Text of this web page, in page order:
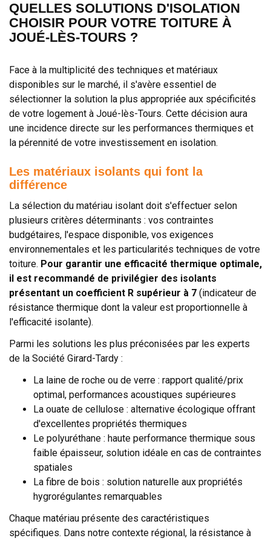
QUELLES SOLUTIONS D'ISOLATION
CHOISIR POUR VOTRE TOITURE À
JOUÉ-LÈS-TOURS ?
Face à la multiplicité des techniques et matériaux
disponibles sur le marché, il s'avère essentiel de
sélectionner la solution la plus appropriée aux spécificités
de votre logement à Joué-lès-Tours. Cette décision aura
une incidence directe sur les performances thermiques et
la pérennité de votre investissement en isolation.
Les matériaux isolants qui font la
différence
La sélection du matériau isolant doit s'effectuer selon
plusieurs critères déterminants : vos contraintes
budgétaires, l'espace disponible, vos exigences
environnementales et les particularités techniques de votre
toiture. Pour garantir une efficacité thermique optimale,
il est recommandé de privilégier des isolants
présentant un coefficient R supérieur à 7 (indicateur de
résistance thermique dont la valeur est proportionnelle à
l'efficacité isolante).
Parmi les solutions les plus préconisées par les experts
de la Société Girard-Tardy :
La laine de roche ou de verre : rapport qualité/prix
optimal, performances acoustiques supérieures
La ouate de cellulose : alternative écologique offrant
d'excellentes propriétés thermiques
Le polyuréthane : haute performance thermique sous
faible épaisseur, solution idéale en cas de contraintes
spatiales
La fibre de bois : solution naturelle aux propriétés
hygrorégulantes remarquables
Chaque matériau présente des caractéristiques
spécifiques. Dans notre contexte régional, la résistance à